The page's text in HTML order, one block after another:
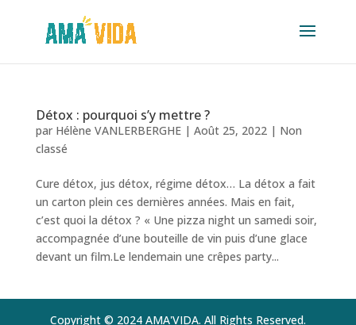
Détox : pourquoi s’y mettre ?
par Hélène VANLERBERGHE| Août 25, 2022| Non
classé
Cure détox, jus détox, régime détox… La détox a fait
un carton plein ces dernières années. Mais en fait,
c’est quoi la détox ? « Une pizza night un samedi soir,
accompagnée d’une bouteille de vin puis d’une glace
devant un film.Le lendemain une crêpes party...
Copyright © 2024 AMA'VIDA. All Rights Reserved.